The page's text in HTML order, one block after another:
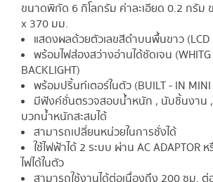
ขนาดพิกัด 6 กิโลกรัม ค่าละเอียด 0.2 กรัม
x 370 มม.
แสดงผลด้วยตัวเลขสีดำบนพื้นขาว (LCD
พร้อมไฟส่องสว่างอ่านได้ชัดเจน (WHITG
BACKLIGHT)
พร้อมปริ้นท์เตอร์ในตัว (BUILT - IN MINI
มีฟังค์ชั่นตรวจสอบน้ำหนัก , นับชิ้นงาน ,
บวกน้ำหนักสะสมได้
สามารถเปลี่ยนหน่วยในการชั่งได้
ใช้ไฟฟ้าได้ 2 ระบบ ผ่าน AC ADAPTOR
ไฟได้ในตัว